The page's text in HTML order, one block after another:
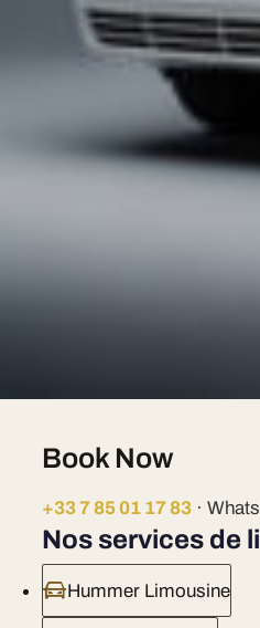
Hummer H2 Limousine —
Chrysler 300C Stretch —
Book Now
+33 7 85 01 17 83 ·
Nos services de
Hummer Limousine